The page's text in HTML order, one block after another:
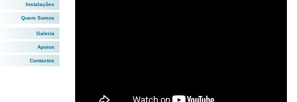
Instalações
Quem Somos
Galeria
Apoios
Contactos